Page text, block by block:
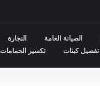
الصيانة العامة النجارة
تفصيل كبتات تكسير الحمامات